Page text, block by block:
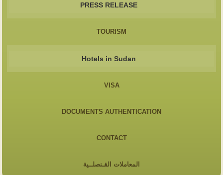
PRESS RELEASE
TOURISM
Hotels in Sudan
VISA
DOCUMENTS AUTHENTICATION
CONTACT
المعاملات القـنصلــية